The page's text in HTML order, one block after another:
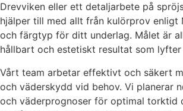
Drevviken eller ett detaljarbete på
hjälper till med allt från kulörprov enligt
och färgtyp för ditt underlag. Målet är
hållbart och estetiskt resultat som lyfter
Vårt team arbetar effektivt och säkert
och väderskydd vid behov. Vi planerar
och väderprognoser för optimal torktid